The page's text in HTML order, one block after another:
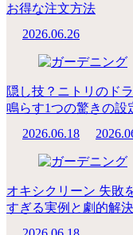
お得な注文方法
2026.06.26
隠し技？ニトリのド
鳴らす1つの驚きの設
2026.06.18
オキシクリーン 失敗
すぎる実例と劇的解